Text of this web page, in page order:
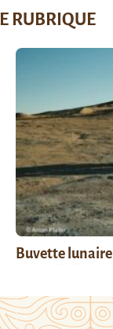
RUBRIQUE
Buvette lunaire